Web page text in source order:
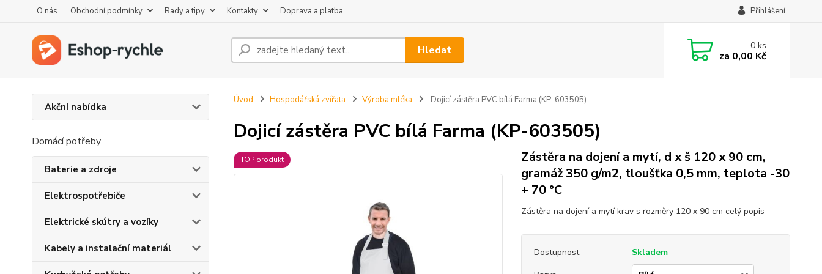
O nás Obchodní podmínky Rady a tipy Kontakty Doprava a platba Přihlášení
Hledat 0ks
za 0,00 Kč
Akční nabídka
Domácí potřeby
Baterie a zdroje
Elektrospotřebiče
Elektrické skútry a vozíky
Kabely a instalační materiál
Úvod Hospodářská zvířata Výroba mléka Dojicí zástěra PVC bílá Farma (KP-603505)
Dojicí zástěra PVC bílá Farma (KP-603505)
TOP produkt
Zástěra na dojení a mytí, d x š 120 x 90 cm,
gramáž 350 g/m2, tloušťka 0,5 mm, teplota -30
+ 70 °C
Zástěra na dojení a mytí krav s rozměry 120 x 90 cm celý popis
Dostupnost
Skladem